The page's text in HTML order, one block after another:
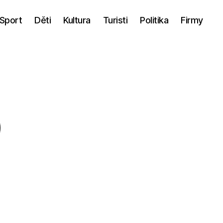
Sport Děti Kultura Turisti Politika Firmy